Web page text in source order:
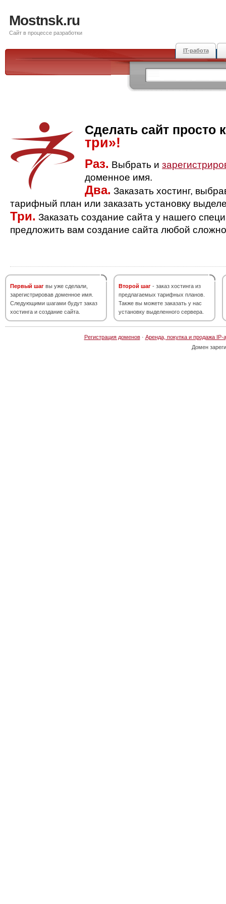
Mostnsk.ru
Сайт в процессе разработки
IT-работа
Сделать сайт просто
три»!
Раз. Выбрать и
доменное имя.
Два. Заказать хостинг,
тарифный план или заказать установку
Три. Заказать создание сайта у нашего
предложить вам создание сайта любой
Первый шаг вы уже сделали,
зарегистрировав доменное имя.
Следующими шагами будут заказ
хостинга и создание сайта.
Второй шаг - заказ хостинга из
предлагаемых тарифных планов.
Также вы можете заказать у нас
установку выделенного сервера.
Регистрация доменов· Аренда, покупка и продажа IP-
Домен